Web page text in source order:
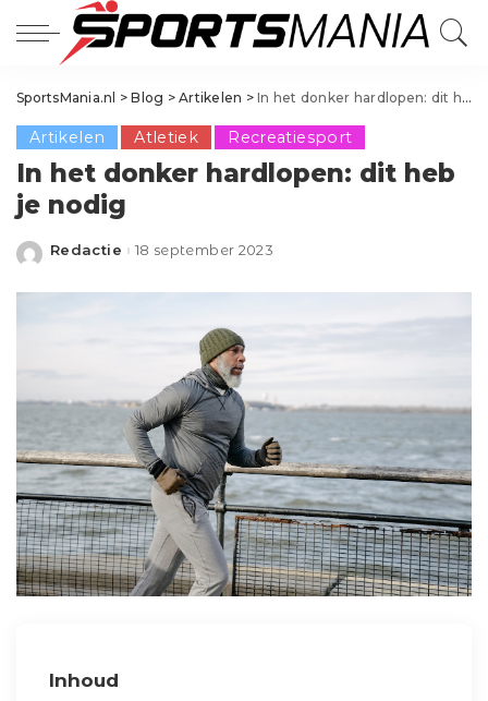
SportsMania.nl >Blog >Artikelen >In het donker hardlopen: dit heb je nodig
Artikelen Atletiek Recreatiesport
In het donker hardlopen: dit heb
je nodig
Posted
Redactie 18 september 2023
Inhoud